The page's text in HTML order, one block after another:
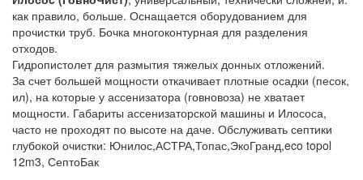
как правило, больше. Оснащается оборудованием для
прочистки труб. Бочка многоконтурная для разделения
отходов.
Гидропистолет для размытия тяжелых донных отложений.
За счет большей мощности откачивает плотные осадки (песок,
ил), на которые у ассенизатора (говновоза) не хватает
мощности. Габариты ассенизаторской машины и Илососа,
часто не проходят по высоте на даче. Обслуживать септики
глубокой очистки: Юнилос,АСТРА,Топас,ЭкоГранд,eco topol
12m3, СептоБак